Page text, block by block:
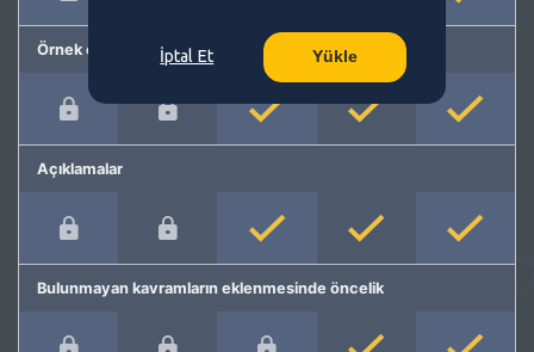
Örnek cümleler
Açıklamalar
Bulunmayan kavramların eklenmesinde öncelik
İptal Et Yükle